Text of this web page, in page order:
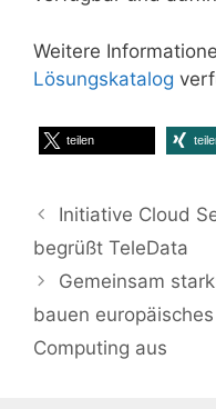
Weitere
Lösungskatalog
teilen
Initiative Cloud
begrüßt TeleData
Gemeinsam
bauen
Computing aus